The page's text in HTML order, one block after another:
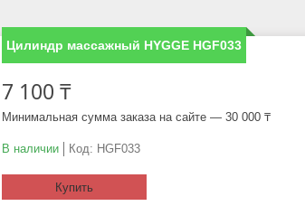
Цилиндр массажный HYGGE HGF033
7 100 ₸
Минимальная сумма заказа на сайте — 30 000 ₸
В наличии Код: HGF033
Купить